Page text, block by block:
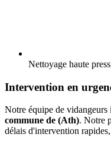
Nettoyage haute
Intervention en
Notre équipe de vidangeurs
commune de (Ath). Notre
délais d'intervention